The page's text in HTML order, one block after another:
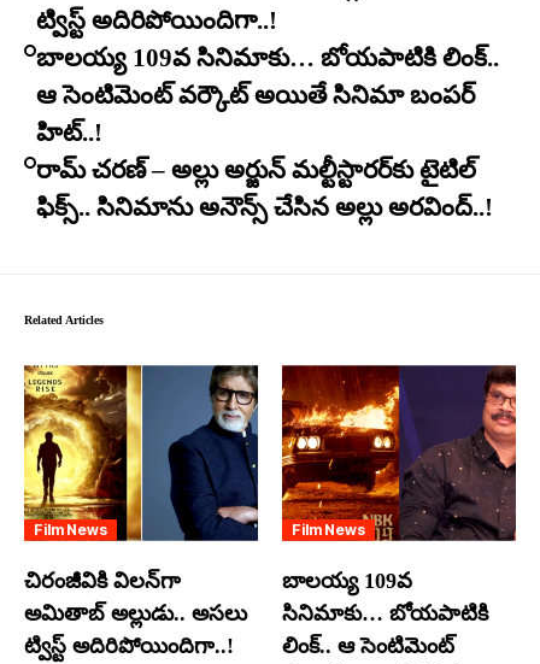
ట్విస్ట్ అదిరిపోయిందిగా..!
బాలయ్య 109వ సినిమాకు… బోయపాటికి లింక్..
ఆ సెంటిమెంట్ వర్కౌట్ అయితే సినిమా బంపర్
హిట్..!
రామ్ చరణ్ – అల్లు అర్జున్ మల్టీస్టారర్​కు టైటిల్
ఫిక్స్.. సినిమాను అనౌన్స్ చేసిన అల్లు అరవింద్..!
Related Articles
Film News
చిరంజీవికి విలన్‌గా
అమితాబ్ అల్లుడు.. అసలు
ట్విస్ట్ అదిరిపోయిందిగా..!
Film News
బాలయ్య 109వ
సినిమాకు… బోయపాటికి
లింక్.. ఆ సెంటిమెంట్